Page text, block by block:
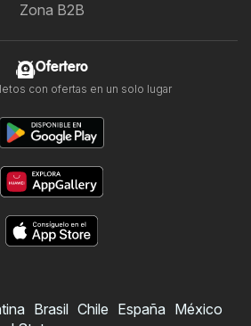
Zona B2B
Ofertero
con ofertas en un solo lugar
Brasil Chile España México